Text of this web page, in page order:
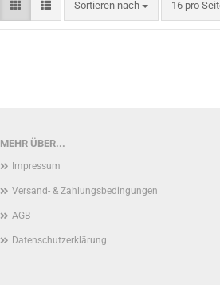
Sortieren nach
Sortieren nach 16 pro
pro Seite
MEHR ÜBER...
Impressum
Versand- & Zahlungsbedingungen
AGB
Datenschutzerklärung